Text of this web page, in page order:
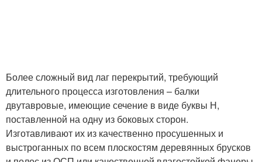
Более сложный вид лаг перекрытий, требующий
длительного процесса изготовления – балки
двутавровые, имеющие сечение в виде буквы Н,
поставленной на одну из боковых сторон.
Изготавливают их из качественно просушенных и
выстроганных по всем плоскостям деревянных брусков